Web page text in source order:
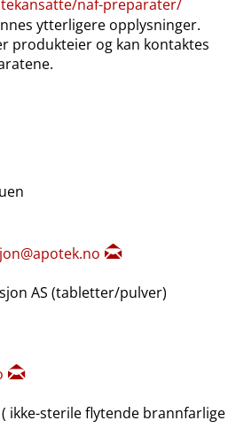
​naf-preparater​/​
ytterligere opplysninger.
produkteier og kan kontaktes
AS (tabletter​/​pulver)
ikke-sterile flytende brannfarlige